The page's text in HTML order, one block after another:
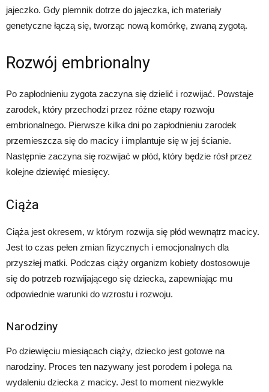
jajeczko. Gdy plemnik dotrze do jajeczka, ich materiały
genetyczne łączą się, tworząc nową komórkę, zwaną zygotą.
Rozwój embrionalny
Po zapłodnieniu zygota zaczyna się dzielić i rozwijać. Powstaje
zarodek, który przechodzi przez różne etapy rozwoju
embrionalnego. Pierwsze kilka dni po zapłodnieniu zarodek
przemieszcza się do macicy i implantuje się w jej ścianie.
Następnie zaczyna się rozwijać w płód, który będzie rósł przez
kolejne dziewięć miesięcy.
Ciąża
Ciąża jest okresem, w którym rozwija się płód wewnątrz macicy.
Jest to czas pełen zmian fizycznych i emocjonalnych dla
przyszłej matki. Podczas ciąży organizm kobiety dostosowuje
się do potrzeb rozwijającego się dziecka, zapewniając mu
odpowiednie warunki do wzrostu i rozwoju.
Narodziny
Po dziewięciu miesiącach ciąży, dziecko jest gotowe na
narodziny. Proces ten nazywany jest porodem i polega na
wydaleniu dziecka z macicy. Jest to moment niezwykle